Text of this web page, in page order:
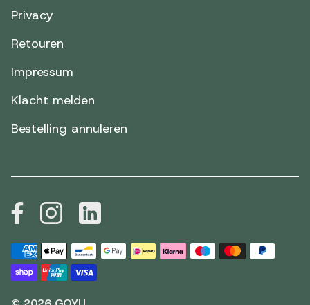
Privacy
Retouren
Impressum
Klacht melden
Bestelling annuleren